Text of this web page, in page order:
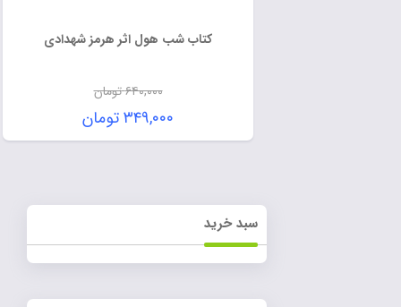
کتاب شب هول اثر هرمز شهدادی
۶۴۰,۰۰۰تومان
۳۴۹,۰۰۰تومان
سبد خرید